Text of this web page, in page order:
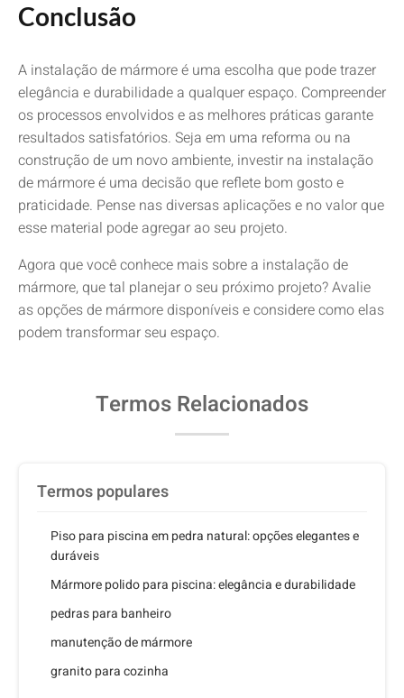
Conclusão
A instalação de mármore é uma escolha que pode trazer
elegância e durabilidade a qualquer espaço. Compreender
os processos envolvidos e as melhores práticas garante
resultados satisfatórios. Seja em uma reforma ou na
construção de um novo ambiente, investir na instalação
de mármore é uma decisão que reflete bom gosto e
praticidade. Pense nas diversas aplicações e no valor que
esse material pode agregar ao seu projeto.
Agora que você conhece mais sobre a instalação de
mármore, que tal planejar o seu próximo projeto? Avalie
as opções de mármore disponíveis e considere como elas
podem transformar seu espaço.
Termos Relacionados
Termos populares
Piso para piscina em pedra natural: opções elegantes e
duráveis
Mármore polido para piscina: elegância e durabilidade
pedras para banheiro
manutenção de mármore
granito para cozinha